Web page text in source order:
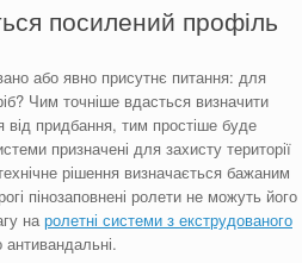
посилений профіль
або явно присутнє питання: для
Чим точніше вдасться визначити
від придбання, тим простіше буде
призначені для захисту території
рішення визначається бажаним
пінозаповнені ролети не можуть його
на ролетні системи з екструдованого
антивандальні.